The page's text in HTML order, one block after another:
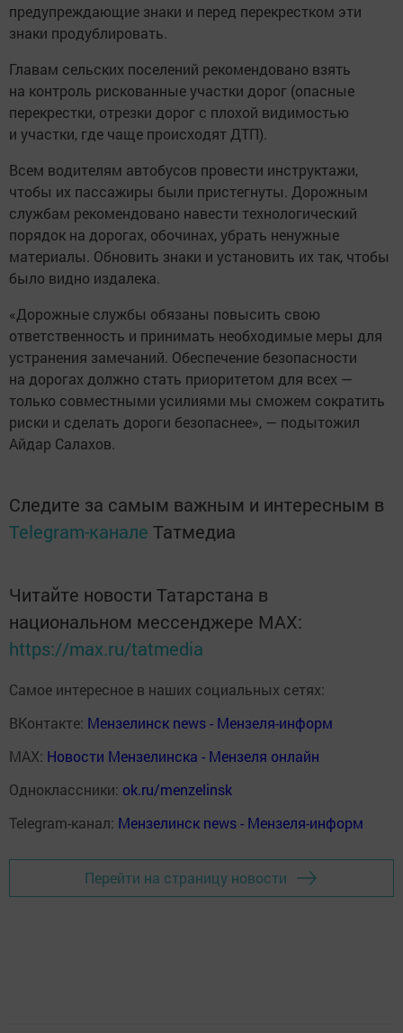
предупреждающие знаки и перед перекрестком эти
знаки продублировать.
Главам сельских поселений рекомендовано взять
на контроль рискованные участки дорог (опасные
перекрестки, отрезки дорог с плохой видимостью
и участки, где чаще происходят ДТП).
Всем водителям автобусов провести инструктажи,
чтобы их пассажиры были пристегнуты. Дорожным
службам рекомендовано навести технологический
порядок на дорогах, обочинах, убрать ненужные
материалы. Обновить знаки и установить их так, чтобы
было видно издалека.
«Дорожные службы обязаны повысить свою
ответственность и принимать необходимые меры для
устранения замечаний. Обеспечение безопасности
на дорогах должно стать приоритетом для всех —
только совместными усилиями мы сможем сократить
риски и сделать дороги безопаснее», — подытожил
Айдар Салахов.
Следите за самым важным и интересным в
Telegram-канале Татмедиа
Читайте новости Татарстана в
национальном мессенджере MАХ:
https://max.ru/tatmedia
Самое интересное в наших социальных сетях:
ВКонтакте: Мензелинск news - Мензеля-информ
MAX: Новости Мензелинска - Мензеля онлайн
Одноклассники: ok.ru/menzelinsk
Telegram-канал: Мензелинск news - Мензеля-информ
Перейти на страницу новости